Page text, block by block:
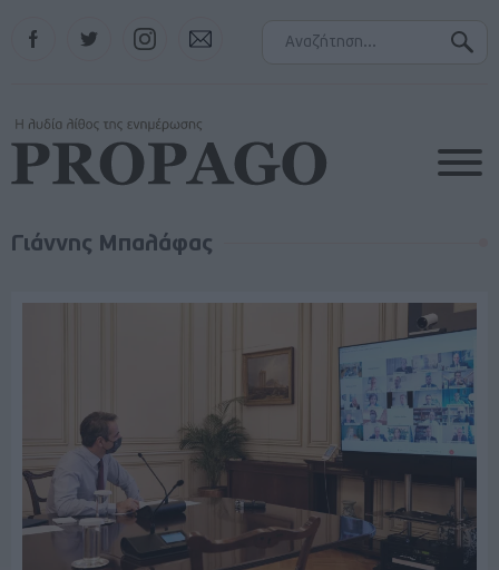
Instagram
Γιάννης Μπαλάφας